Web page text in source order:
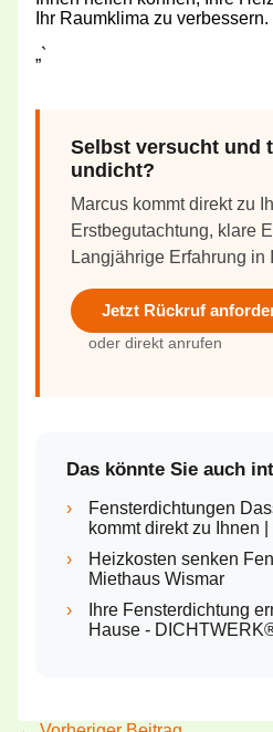
Ihr Raumklima zu verbessern.
„`
Selbst versucht und
undicht?
Marcus kommt direkt zu
Erstbegutachtung, klare
Langjährige Erfahrung in
Jetzt Rückruf
oder direkt anrufen
Das könnte Sie auch
›
Fensterdichtungen
kommt direkt zu Ihnen
›
Heizkosten senken
Miethaus Wismar
›
Ihre Fensterdichtung
Hause -